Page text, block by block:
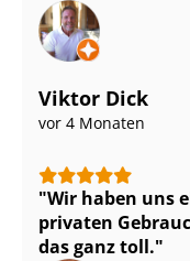
Viktor Dick
vor 4 Monaten
Wir haben uns
privaten
das ganz toll.